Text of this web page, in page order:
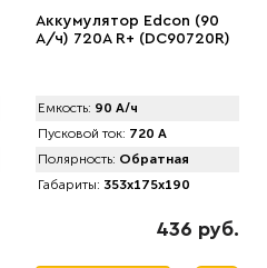
Аккумулятор Edcon (90
А/ч) 720A R+ (DC90720R)
Емкость: 90 А/ч
Пусковой ток: 720 А
Полярность: Обратная
Габариты: 353x175x190
436 руб.